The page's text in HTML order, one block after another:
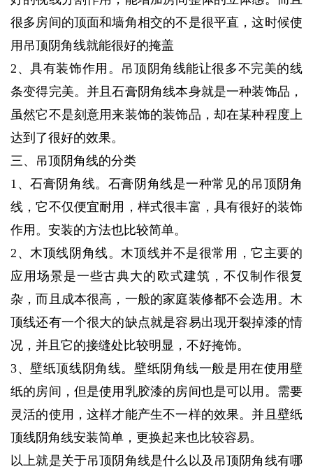
很多房间的顶面和墙角相交的不是很平直，这时候使
用吊顶阴角线就能很好的掩盖
2、具有装饰作用。吊顶阴角线能让很多不完美的线
条变得完美。并且石膏阴角线本身就是一种装饰品，
虽然它不是刻意用来装饰的装饰品，却在某种程度上
达到了很好的效果。
三、吊顶阴角线的分类
1、石膏阴角线。石膏阴角线是一种常见的吊顶阴角
线，它不仅便宜耐用，样式很丰富，具有很好的装饰
作用。安装的方法也比较简单。
2、木顶线阴角线。木顶线并不是很常用，它主要的
应用场景是一些古典大的欧式建筑，不仅制作很复
杂，而且成本很高，一般的家庭装修都不会选用。木
顶线还有一个很大的缺点就是容易出现开裂掉漆的情
况，并且它的接缝处比较明显，不好掩饰。
3、壁纸顶线阴角线。壁纸阴角线一般是用在使用壁
纸的房间，但是使用乳胶漆的房间也是可以用。需要
灵活的使用，这样才能产生不一样的效果。并且壁纸
顶线阴角线安装简单，更换起来也比较容易。
以上就是关于吊顶阴角线是什么以及吊顶阴角线有哪